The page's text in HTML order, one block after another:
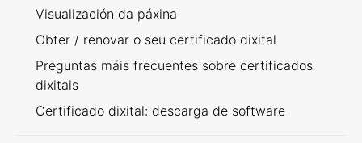
Visualización da páxina
Obter / renovar o seu certificado dixital
Preguntas máis frecuentes sobre certificados
dixitais
Certificado dixital: descarga de software